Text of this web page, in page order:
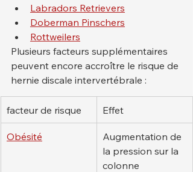
Labradors Retrievers
Doberman Pinschers
Rottweilers
Plusieurs facteurs supplémentaires
peuvent encore accroître le risque de
hernie discale intervertébrale :
facteur de risque Effet
Obésité
Augmentation de
la pression sur la
colonne